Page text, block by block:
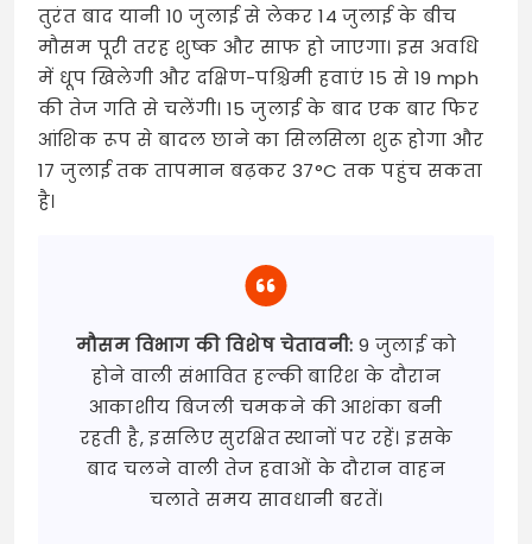
तुरंत बाद यानी 10 जुलाई से लेकर 14 जुलाई के बीच
मौसम पूरी तरह शुष्क और साफ हो जाएगा। इस अवधि
में धूप खिलेगी और दक्षिण-पश्चिमी हवाएं 15 से 19 mph
की तेज गति से चलेंगी। 15 जुलाई के बाद एक बार फिर
आंशिक रूप से बादल छाने का सिलसिला शुरू होगा और
17 जुलाई तक तापमान बढ़कर 37°C तक पहुंच सकता
है।
मौसम विभाग की विशेष चेतावनी: 9 जुलाई को
होने वाली संभावित हल्की बारिश के दौरान
आकाशीय बिजली चमकने की आशंका बनी
रहती है, इसलिए सुरक्षित स्थानों पर रहें। इसके
बाद चलने वाली तेज हवाओं के दौरान वाहन
चलाते समय सावधानी बरतें।